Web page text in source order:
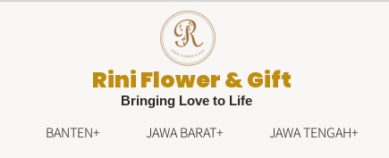
Rini Flower & Gift
Bringing Love to Life
BANTEN+ JAWA BARAT+ JAWA TENGAH+